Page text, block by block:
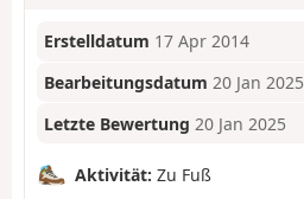
Erstelldatum 17 Apr 2014
Bearbeitungsdatum 20 Jan 2025
Letzte Bewertung 20 Jan 2025
Aktivität: Zu Fuß